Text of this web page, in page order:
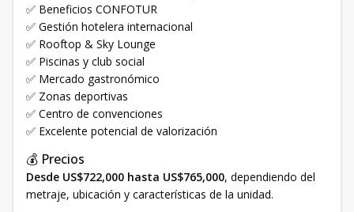
✅ Beneficios CONFOTUR
✅ Gestión hotelera internacional
✅ Rooftop & Sky Lounge
✅ Piscinas y club social
✅ Mercado gastronómico
✅ Zonas deportivas
✅ Centro de convenciones
✅ Excelente potencial de valorización
💰 Precios
Desde US$722,000 hasta US$765,000, dependiendo del
metraje, ubicación y características de la unidad.